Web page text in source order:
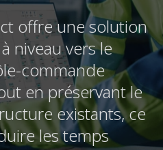
offre une solution
niveau vers le
commande
en préservant le
existants, ce
les temps